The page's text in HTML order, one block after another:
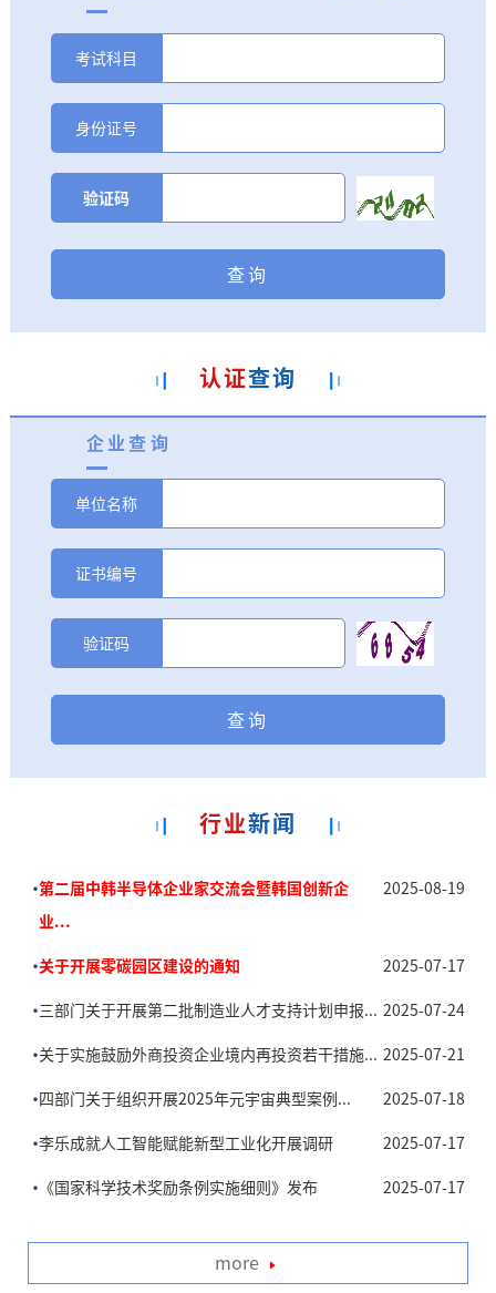
考试科目
身份证号
验证码
认证查询
企业查询
单位名称
证书编号
验证码
行业新闻
•第二届中韩半导体企业家交流会暨韩国创新企
业...
2025-08-19
•关于开展零碳园区建设的通知
2025-07-17
•三部门关于开展第二批制造业人才支持计划申报... 2025-07-24
•关于实施鼓励外商投资企业境内再投资若干措施... 2025-07-21
•四部门关于组织开展2025年元宇宙典型案例...
2025-07-18
•李乐成就人工智能赋能新型工业化开展调研
2025-07-17
• 《国家科学技术奖励条例实施细则》发布 2025-07-17
more